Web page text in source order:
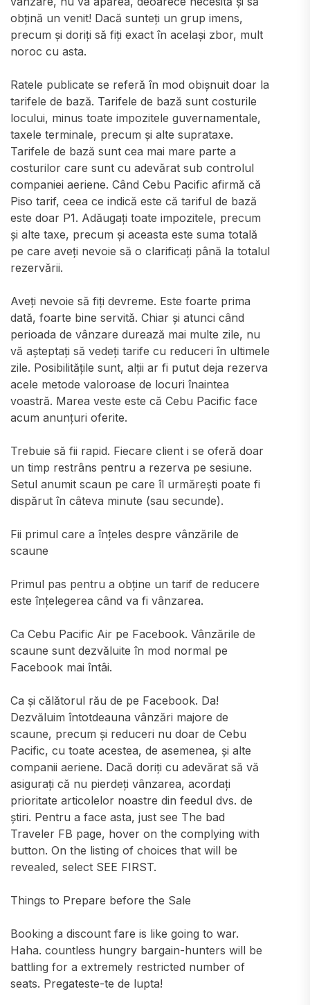
obțină un venit! Dacă sunteți un grup imens,
precum și doriți să fiți exact în același zbor, mult
noroc cu asta.
Ratele publicate se referă în mod obișnuit doar la
tarifele de bază. Tarifele de bază sunt costurile
locului, minus toate impozitele guvernamentale,
taxele terminale, precum și alte suprataxe.
Tarifele de bază sunt cea mai mare parte a
costurilor care sunt cu adevărat sub controlul
companiei aeriene. Când Cebu Pacific afirmă că
Piso tarif, ceea ce indică este că tariful de bază
este doar P1. Adăugați toate impozitele, precum
și alte taxe, precum și aceasta este suma totală
pe care aveți nevoie să o clarificați până la totalul
rezervării.
Aveți nevoie să fiți devreme. Este foarte prima
dată, foarte bine servită. Chiar și atunci când
perioada de vânzare durează mai multe zile, nu
vă așteptați să vedeți tarife cu reduceri în ultimele
zile. Posibilitățile sunt, alții ar fi putut deja rezerva
acele metode valoroase de locuri înaintea
voastră. Marea veste este că Cebu Pacific face
acum anunțuri oferite.
Trebuie să fii rapid. Fiecare client i se oferă doar
un timp restrâns pentru a rezerva pe sesiune.
Setul anumit scaun pe care îl urmărești poate fi
dispărut în câteva minute (sau secunde).
Fii primul care a înțeles despre vânzările de
scaune
Primul pas pentru a obține un tarif de reducere
este înțelegerea când va fi vânzarea.
Ca Cebu Pacific Air pe Facebook. Vânzările de
scaune sunt dezvăluite în mod normal pe
Facebook mai întâi.
Ca și călătorul rău de pe Facebook. Da!
Dezvăluim întotdeauna vânzări majore de
scaune, precum și reduceri nu doar de Cebu
Pacific, cu toate acestea, de asemenea, și alte
companii aeriene. Dacă doriți cu adevărat să vă
asigurați că nu pierdeți vânzarea, acordați
prioritate articolelor noastre din feedul dvs. de
știri. Pentru a face asta, just see The bad
Traveler FB page, hover on the complying with
button. On the listing of choices that will be
revealed, select SEE FIRST.
Things to Prepare before the Sale
Booking a discount fare is like going to war.
Haha. countless hungry bargain-hunters will be
battling for a extremely restricted number of
seats. Pregateste-te de lupta!